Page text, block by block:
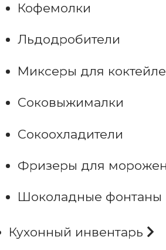
Кофемолки
Льдодробители
Миксеры для
Соковыжималки
Сокоохладители
Фризеры для
Шоколадные фонтаны
Кухонный инвентарь